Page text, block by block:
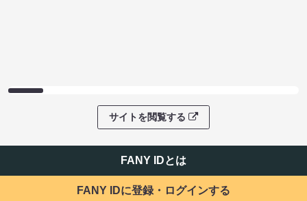
サイトを閲覧する
FANY IDとは
FANY IDに登録・ログインする